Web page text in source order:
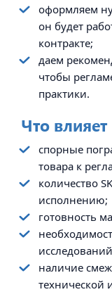
оформляем
он будет
контракте;
даем
чтобы
практики.
Что
спорные
товара к
количество
исполнению;
готовность
наличие
технической